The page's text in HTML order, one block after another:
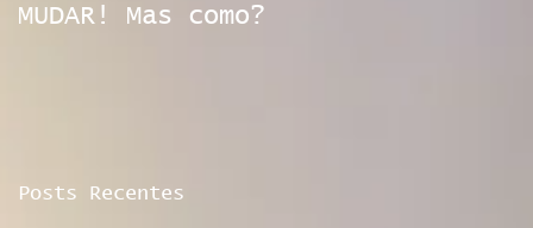
MUDAR! Mas como?
Posts Recentes